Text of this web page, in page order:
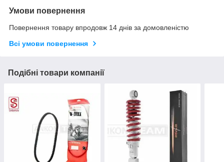
Умови повернення
Повернення товару впродовж 14 днів за домовленістю
Всі умови повернення
Подібні товари компанії